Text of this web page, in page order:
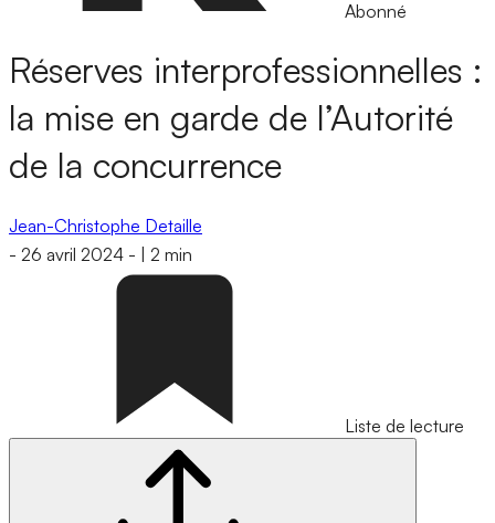
Abonné
Réserves interprofessionnelles :
la mise en garde de l’Autorité
de la concurrence
Jean-Christophe Detaille
- 26 avril 2024 - 2 min
Liste de lecture